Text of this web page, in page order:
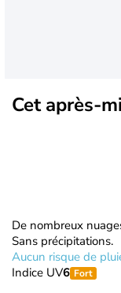
Cet après-
De nombreux
Sans précipitations.
Aucun risque de
Indice UV6 Fort